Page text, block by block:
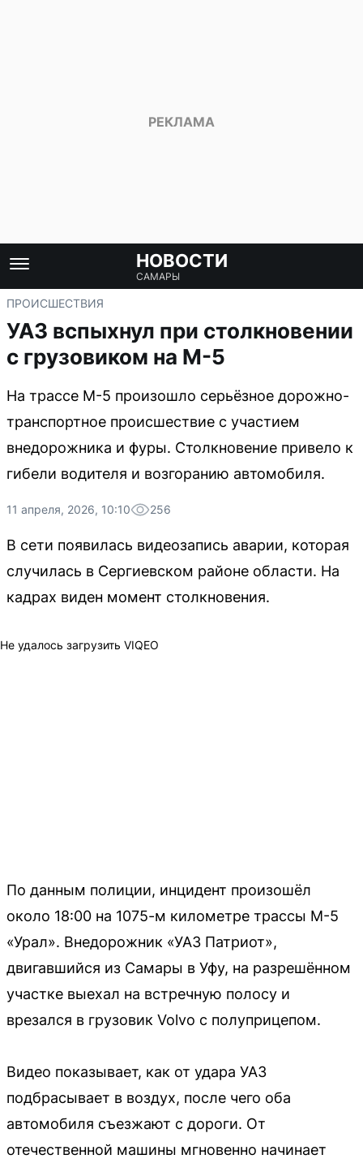
НОВОСТИ
САМАРЫ
ПРОИСШЕСТВИЯ
УАЗ вспыхнул при столкновении
с грузовиком на М-5
На трассе М-5 произошло серьёзное дорожно-
транспортное происшествие с участием
внедорожника и фуры. Столкновение привело к
гибели водителя и возгоранию автомобиля.
11 апреля, 2026, 10:10 256
В сети появилась видеозапись аварии, которая
случилась в Сергиевском районе области. На
кадрах виден момент столкновения.
Не удалось загрузить VIQEO
По данным полиции, инцидент произошёл
около 18:00 на 1075-м километре трассы М-5
«Урал». Внедорожник «УАЗ Патриот»,
двигавшийся из Самары в Уфу, на разрешённом
участке выехал на встречную полосу и
врезался в грузовик Volvo с полуприцепом.
Видео показывает, как от удара УАЗ
подбрасывает в воздух, после чего оба
автомобиля съезжают с дороги. От
отечественной машины мгновенно начинает